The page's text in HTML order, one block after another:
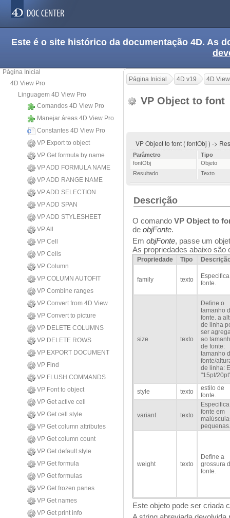
Este é o site histórico da documentação 4D. As
Página Inicial
4D View Pro
Linguagem 4D View Pro
Comandos 4D View Pro
Manejar áreas 4D View Pro
Constantes 4D View Pro
VP Export to object
VP Get formula by name
VP ADD FORMULA NAME
VP ADD RANGE NAME
VP ADD SELECTION
VP ADD SPAN
VP ADD STYLESHEET
VP All
VP Cell
VP Cells
VP Column
VP COLUMN AUTOFIT
VP Combine ranges
VP Convert from 4D View
VP Convert to picture
VP DELETE COLUMNS
VP DELETE ROWS
VP EXPORT DOCUMENT
VP Find
VP FLUSH COMMANDS
VP Font to object
VP Get active cell
VP Get cell style
VP Get column attributes
VP Get column count
VP Get default style
VP Get formula
VP Get formulas
VP Get frozen panes
VP Get names
VP Get print info
Página Inicial 4D v19 4D
VP Object to font
VP Object to font ( fontObj ) ->
Parâmetro
Tipo
fontObj
Objeto
Resultado
Texto
Descrição
O comando VP Object to
de objFonte.
Em objFonte, passe um
As propriedades abaixo são
Propriedade Tipo
family texto
fonte.
size texto
Define o
tamanho
fonte. a
de linha
ser
ao
de fonte:
tamanho
fonte/
de linha:
"15pt/
style texto
estilo de
fonte.
variant texto
fonte em
pequenas.
weight texto
Define a
grossura
fonte.
Este objeto pode ser criada